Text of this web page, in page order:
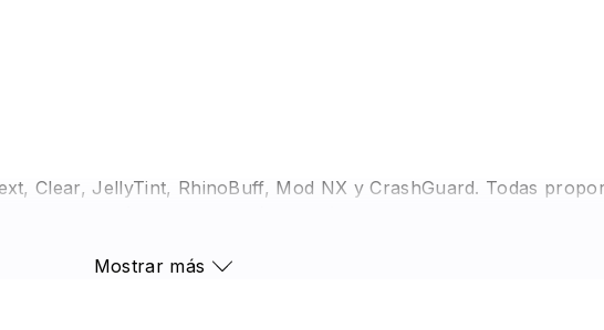
Clear, JellyTint, RhinoBuff, Mod NX y CrashGuard. Todas
Mostrar más